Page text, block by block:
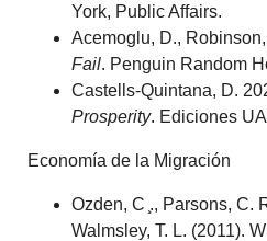
York, Public Affairs.
Acemoglu, D.,
Fail. Penguin Random
Castells-Quintana, D.
Prosperity. Ediciones
Economía de la Migración
Ozden, C ̧., Parsons, C.
Walmsley, T. L. (2011).